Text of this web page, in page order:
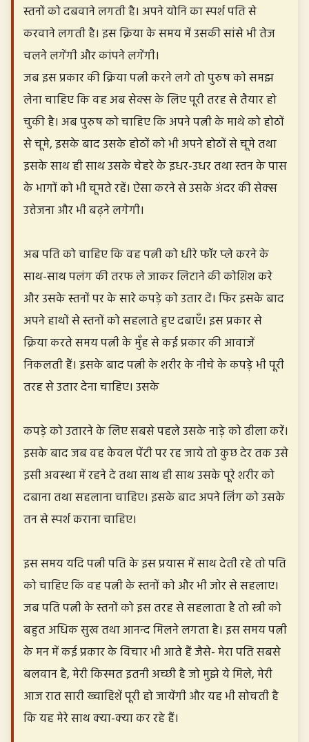
स्तनों को दबवाने लगती है। अपने योनि का स्पर्श पति से
करवाने लगती है। इस क्रिया के समय में उसकी सांसे भी तेज
चलने लगेंगी और कांपने लगेंगी।
जब इस प्रकार की क्रिया पत्नी करने लगे तो पुरुष को समझ
लेना चाहिए कि वह अब सेक्स के लिए पूरी तरह से तैयार हो
चुकी है। अब पुरुष को चाहिए कि अपने पत्नी के माथे को होठों
से चूमे, इसके बाद उसके होठों को भी अपने होठों से चूमे तथा
इसके साथ ही साथ उसके चेहरे के इधर-उधर तथा स्तन के पास
के भागों को भी चूमते रहें। ऐसा करने से उसके अंदर की सेक्स
उत्तेजना और भी बढ़ने लगेगी।
अब पति को चाहिए कि वह पत्नी को धीरे फॉर प्ले करने के
साथ-साथ पलंग की तरफ ले जाकर लिटाने की कोशिश करे
और उसके स्तनों पर के सारे कपड़े को उतार दें। फिर इसके बाद
अपने हाथों से स्तनों को सहलाते हुए दबाएँ। इस प्रकार से
क्रिया करते समय पत्नी के मुँह से कई प्रकार की आवाजें
निकलती हैं। इसके बाद पत्नी के शरीर के नीचे के कपड़े भी पूरी
तरह से उतार देना चाहिए। उसके
कपड़े को उतारने के लिए सबसे पहले उसके नाड़े को ढीला करें।
इसके बाद जब वह केवल पेंटी पर रह जाये तो कुछ देर तक उसे
इसी अवस्था में रहने दे तथा साथ ही साथ उसके पूरे शरीर को
दबाना तथा सहलाना चाहिए। इसके बाद अपने लिंग को उसके
तन से स्पर्श कराना चाहिए।
इस समय यदि पत्नी पति के इस प्रयास में साथ देती रहे तो पति
को चाहिए कि वह पत्नी के स्तनों को और भी जोर से सहलाए।
जब पति पत्नी के स्तनों को इस तरह से सहलाता है तो स्त्री को
बहुत अधिक सुख तथा आनन्द मिलने लगता है। इस समय पत्नी
के मन में कई प्रकार के विचार भी आते हैं जैसे- मेरा पति सबसे
बलवान है, मेरी किस्मत इतनी अच्छी है जो मुझे ये मिले, मेरी
आज रात सारी ख्वाहिशें पूरी हो जायेंगी और यह भी सोचती है
कि यह मेरे साथ क्या-क्या कर रहे हैं।